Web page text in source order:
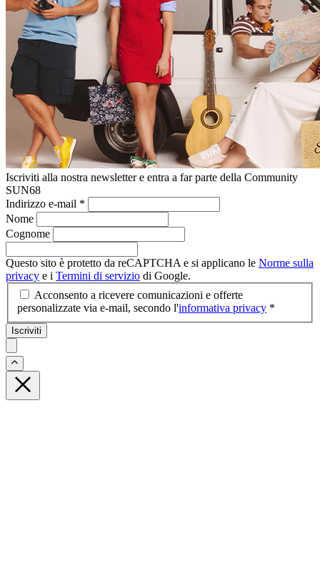
Iscriviti alla nostra newsletter e entra a far parte della Community
SUN68
Indirizzo e-mail *
Nome
Cognome
Questo sito è protetto da reCAPTCHA e si applicano le Norme sulla
privacy e i Termini di servizio di Google.
Acconsento a ricevere comunicazioni e offerte
personalizzate via e-mail, secondo l'informativa privacy *
Iscriviti